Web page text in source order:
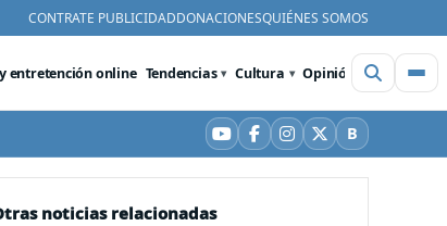
CONTRATE PUBLICIDADDONACIONESQUIÉNES SOMOS
entretención online Tendencias Cultura Opinión Videos
YouTube
Facebook
Instagram
X BBluesky
noticias relacionadas